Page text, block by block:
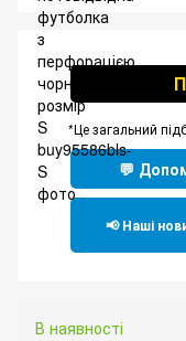
*Це загальний
💬
📢 Наші
В наявності